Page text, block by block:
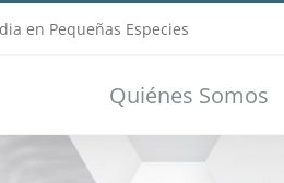
en Pequeñas Especies
Quiénes Somos